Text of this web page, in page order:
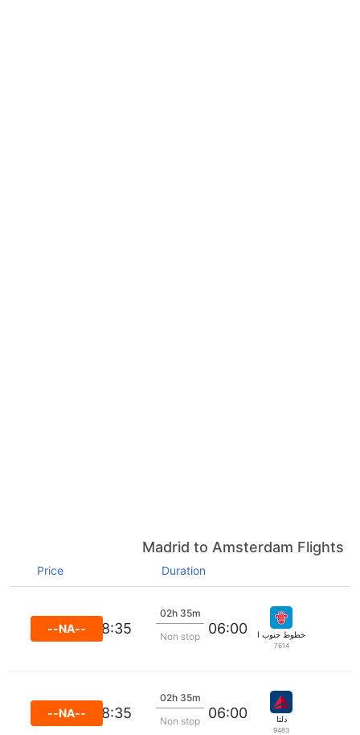
Madrid to Amsterdam Flights
Duration
Price
خطوط جنوب الصين الجوية
7614
06:00
02h 35m
Non stop
08:35
--NA--
دلتا
9483
06:00
02h 35m
Non stop
08:35
--NA--